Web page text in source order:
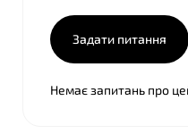
Задати питання
Немає запитань про